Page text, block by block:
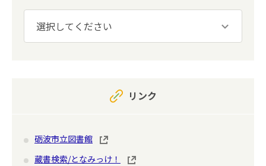
リンク
砺波市立図書館
蔵書検索/となみっけ！